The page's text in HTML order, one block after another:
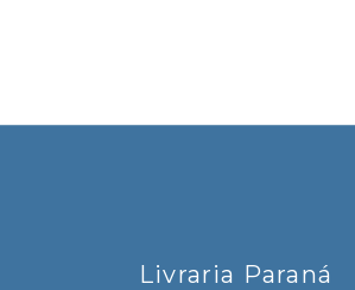
Livraria Paraná